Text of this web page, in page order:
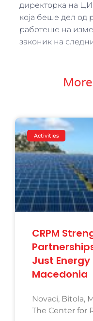
директорка на
која беше дел од
работеше на
законик на
Activities
CRPM
Just
Macedonia
Novaci, Bitola,
The Center for